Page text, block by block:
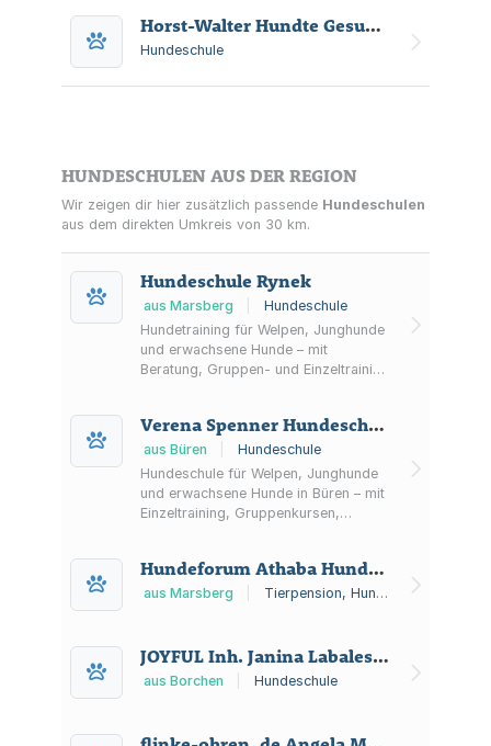
Horst-Walter Hundte Gesundheitstraining Aatal-Zentrum für Gesundheit
Hundeschule
HUNDESCHULEN AUS DER REGION
Wir zeigen dir hier zusätzlich passende Hundeschulen
aus dem direkten Umkreis von 30 km.
Hundeschule Rynek
aus Marsberg
Hundeschule
Hundetraining für Welpen, Junghunde
und erwachsene Hunde – mit
Beratung, Gruppen- und Einzeltraining
Verena Spenner Hundeschule Spenner
aus Büren
Hundeschule
Hundeschule für Welpen, Junghunde
und erwachsene Hunde in Büren – mit
Einzeltraining, Gruppenkursen,
Hundehalter.
Hundeforum Athaba Hundepension, Hundeerziehung
aus Marsberg Tierpension, Hundeschule
JOYFUL Inh. Janina Labalestra
aus Borchen Hundeschule